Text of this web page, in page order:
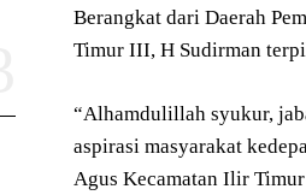
Berangkat dari Daerah
Timur III, H Sudirman
“Alhamdulillah syukur,
aspirasi masyarakat
Agus Kecamatan Ilir